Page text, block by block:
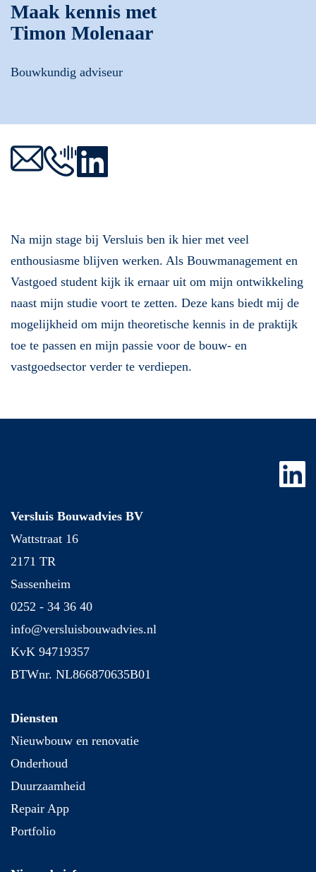
Maak kennis met
Timon Molenaar
Bouwkundig adviseur
Na mijn stage bij Versluis ben ik hier met veel
enthousiasme blijven werken. Als Bouwmanagement en
Vastgoed student kijk ik ernaar uit om mijn ontwikkeling
naast mijn studie voort te zetten. Deze kans biedt mij de
mogelijkheid om mijn theoretische kennis in de praktijk
toe te passen en mijn passie voor de bouw- en
vastgoedsector verder te verdiepen.
Versluis Bouwadvies BV
Wattstraat 16
2171 TR
Sassenheim
0252 - 34 36 40
info@versluisbouwadvies.nl
KvK 94719357
BTWnr. NL866870635B01
Diensten
Nieuwbouw en renovatie
Onderhoud
Duurzaamheid
Repair App
Portfolio